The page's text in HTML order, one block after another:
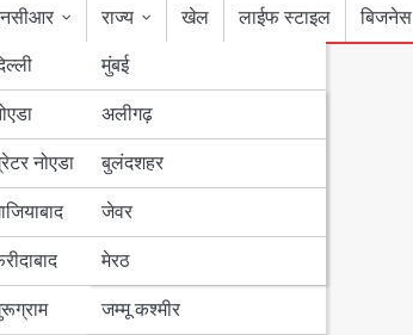
नोएडा
राज्य
मुंबई
उत्तर प्रदेश
अलीगढ़
बुलंदशहर
जेवर
मेरठ
बिहार
पंजाब
हरियाणा
जम्मू कश्मीर
खेल लाईफ स्टाइल बिजनेस